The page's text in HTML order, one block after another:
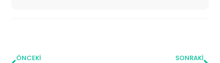
ÖNCEKI SONRAKI